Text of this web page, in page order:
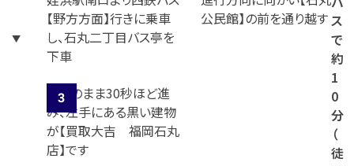
ス
で
約
1
0
分
（
徒
【野方方面】行きに乗車
し、石丸二丁目バス亭を
下車
公民館】の前を通り越す